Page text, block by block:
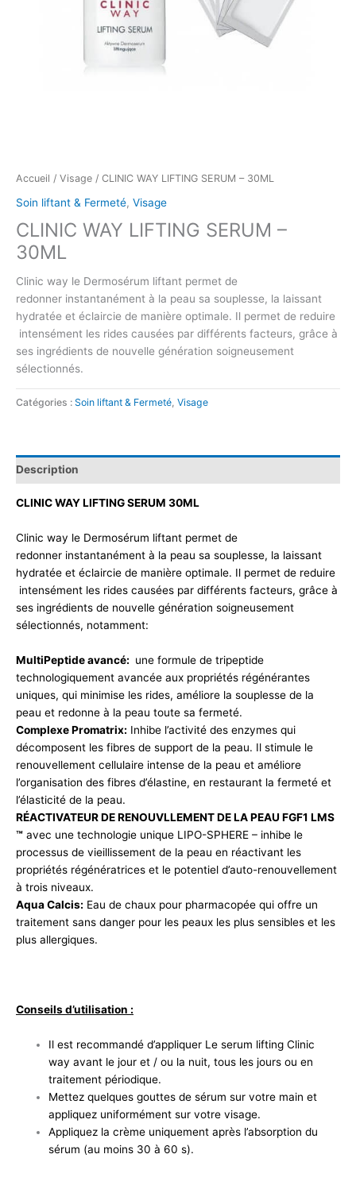
Accueil / Visage / CLINIC WAY LIFTING SERUM – 30ML
Soin liftant & Fermeté, Visage
CLINIC WAY LIFTING SERUM –
30ML
Clinic way le Dermosérum liftant permet de
redonner instantanément à la peau sa souplesse, la laissant
hydratée et éclaircie de manière optimale. Il permet de reduire
intensément les rides causées par différents facteurs, grâce à
ses ingrédients de nouvelle génération soigneusement
sélectionnés.
Catégories : Soin liftant & Fermeté, Visage
Description
CLINIC WAY LIFTING SERUM 30ML
Clinic way le Dermosérum liftant permet de
redonner instantanément à la peau sa souplesse, la laissant
hydratée et éclaircie de manière optimale. Il permet de reduire
intensément les rides causées par différents facteurs, grâce à
ses ingrédients de nouvelle génération soigneusement
sélectionnés, notamment:
MultiPeptide avancé: une formule de tripeptide
technologiquement avancée aux propriétés régénérantes
uniques, qui minimise les rides, améliore la souplesse de la
peau et redonne à la peau toute sa fermeté.
Complexe Promatrix: Inhibe l’activité des enzymes qui
décomposent les fibres de support de la peau. Il stimule le
renouvellement cellulaire intense de la peau et améliore
l’organisation des fibres d’élastine, en restaurant la fermeté et
l’élasticité de la peau.
RÉACTIVATEUR DE RENOUVLLEMENT DE LA PEAU FGF1 LMS
™ avec une technologie unique LIPO-SPHERE – inhibe le
processus de vieillissement de la peau en réactivant les
propriétés régénératrices et le potentiel d’auto-renouvellement
à trois niveaux.
Aqua Calcis: Eau de chaux pour pharmacopée qui offre un
traitement sans danger pour les peaux les plus sensibles et les
plus allergiques.
Conseils d’utilisation :
Il est recommandé d’appliquer Le serum lifting Clinic
way avant le jour et / ou la nuit, tous les jours ou en
traitement périodique.
Mettez quelques gouttes de sérum sur votre main et
appliquez uniformément sur votre visage.
Appliquez la crème uniquement après l’absorption du
sérum (au moins 30 à 60 s).